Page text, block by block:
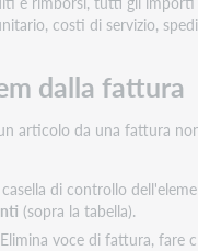
costi di servizio,
dalla fattura
articolo da una fattura
casella di controllo
(sopra la tabella).
voce di fattura, fare